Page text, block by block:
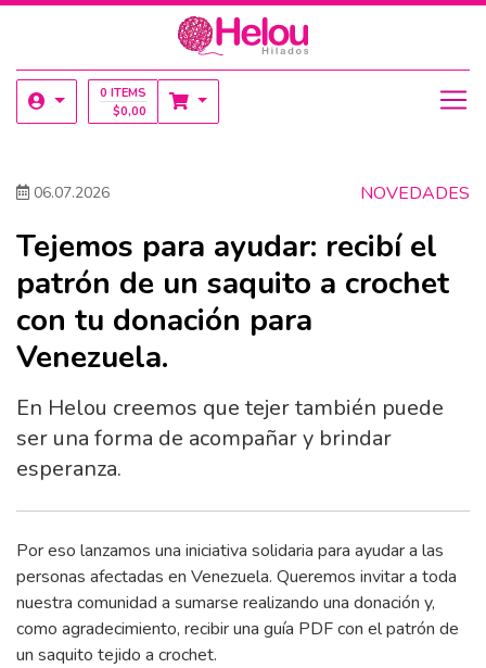
0 ITEMS
$0,00
06.07.2026 NOVEDADES
Tejemos para ayudar: recibí el
patrón de un saquito a crochet
con tu donación para
Venezuela.
En Helou creemos que tejer también puede
ser una forma de acompañar y brindar
esperanza.
Por eso lanzamos una iniciativa solidaria para ayudar a las
personas afectadas en Venezuela. Queremos invitar a toda
nuestra comunidad a sumarse realizando una donación y,
como agradecimiento, recibir una guía PDF con el patrón de
un saquito tejido a crochet.